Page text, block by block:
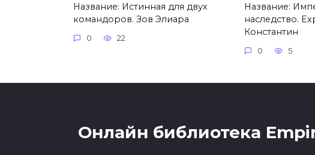
Название: Истинная для двух
командоров. Зов Элиара
0 22
Название:
наследство.
Константин
0 5
Онлайн библиотека